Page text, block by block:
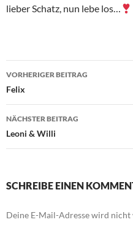
lieber Schatz, nun lebe los…
Beitragsnavigation
VORHERIGER BEITRAG
Felix
NÄCHSTER BEITRAG
Leoni & Willi
SCHREIBE EINEN
Deine E-Mail-Adresse wird